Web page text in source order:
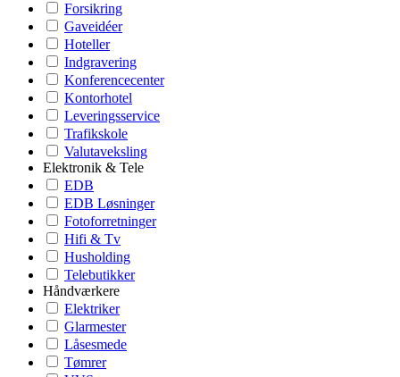
Forsikring
Gaveidéer
Hoteller
Indgravering
Konferencecenter
Kontorhotel
Leveringsservice
Trafikskole
Valutaveksling
Elektronik & Tele
EDB
EDB Løsninger
Fotoforretninger
Hifi & Tv
Husholding
Telebutikker
Håndværkere
Elektriker
Glarmester
Låsesmede
Tømrer